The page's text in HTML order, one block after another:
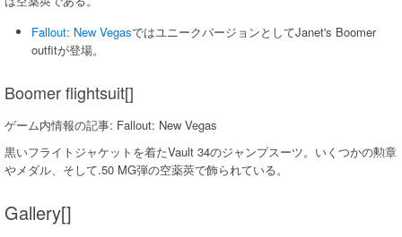
Fallout: New VegasではユニークバージョンとしてJanet's Boomer
outfitが登場。
Boomer flightsuit[]
ゲーム内情報の記事: Fallout: New Vegas
黒いフライトジャケットを着たVault 34のジャンプスーツ。いくつかの勲章
やメダル、そして.50 MG弾の空薬莢で飾られている。
Gallery[]